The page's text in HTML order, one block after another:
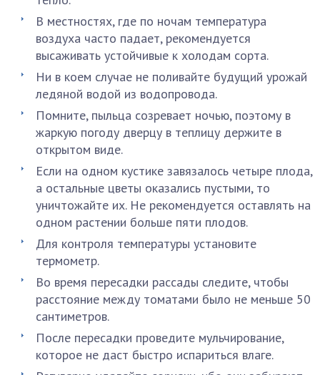
В местностях, где по ночам температура
воздуха часто падает, рекомендуется
высаживать устойчивые к холодам сорта.
Ни в коем случае не поливайте будущий урожай
ледяной водой из водопровода.
Помните, пыльца созревает ночью, поэтому в
жаркую погоду дверцу в теплицу держите в
открытом виде.
Если на одном кустике завязалось четыре плода,
а остальные цветы оказались пустыми, то
уничтожайте их. Не рекомендуется оставлять на
одном растении больше пяти плодов.
Для контроля температуры установите
термометр.
Во время пересадки рассады следите, чтобы
расстояние между томатами было не меньше 50
сантиметров.
После пересадки проведите мульчирование,
которое не даст быстро испариться влаге.